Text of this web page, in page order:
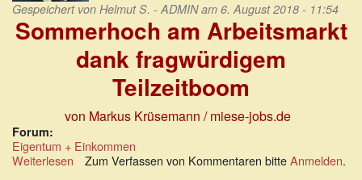
Gespeichert von Helmut S. - ADMINam 6. August 2018 - 11:54
Sommerhoch am Arbeitsmarkt
dank fragwürdigem
Teilzeitboom
von Markus Krüsemann / miese-jobs.de
Forum:
Eigentum + Einkommen
Weiterlesen über
Zum Verfassen von Kommentaren bitteAnmelden.